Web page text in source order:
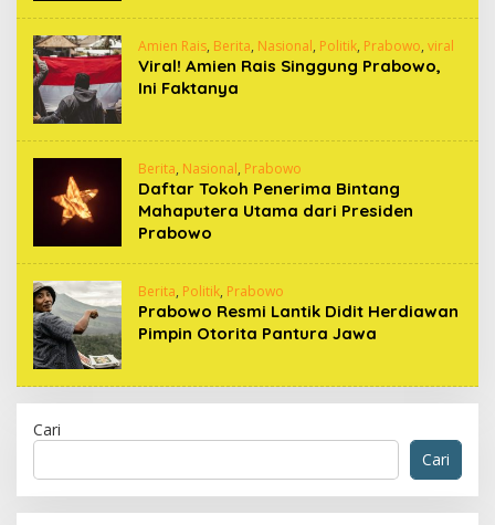
Amien Rais, Berita, Nasional, Politik, Prabowo, viral
Viral! Amien Rais Singgung Prabowo,
Ini Faktanya
Berita, Nasional, Prabowo
Daftar Tokoh Penerima Bintang
Mahaputera Utama dari Presiden
Prabowo
Berita, Politik, Prabowo
Prabowo Resmi Lantik Didit Herdiawan
Pimpin Otorita Pantura Jawa
Cari
Cari